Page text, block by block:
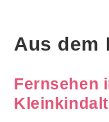
Aus dem
Fernsehen